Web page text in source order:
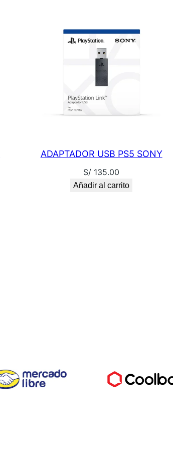
a
d
ADAPTADOR USB PS5 SONY
S/ 135.00
Añadir al carrito